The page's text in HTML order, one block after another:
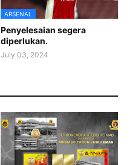
ARSENAL
Penyelesaian segera
diperlukan.
July 03, 2024